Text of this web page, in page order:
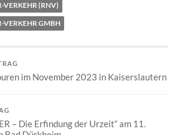
VERKEHR (RNV)
VERKEHR GMBH
im November 2023 in Kaiserslautern
– Die Erfindung der Urzeit“ am 11.